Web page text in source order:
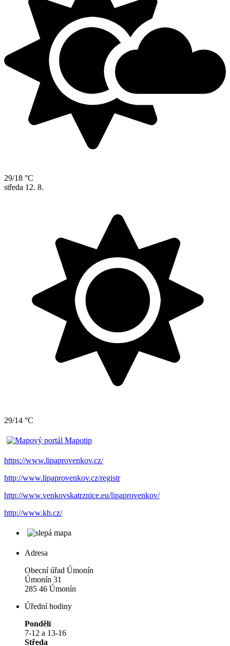
29/18 °C
středa 12. 8.
29/14 °C
https://www.lipaprovenkov.cz/
http://www.lipaprovenkov.cz/registr
http://www.venkovskatrznice.eu/lipaprovenkov/
http://www.kh.cz/
Adresa
Obecní úřad Úmonín
Úmonín 31
285 46 Úmonín
Úřední hodiny
Pondělí
7-12 a 13-16
Středa